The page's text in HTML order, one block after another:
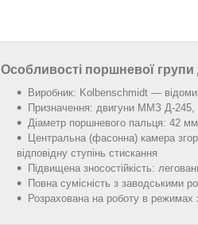
Особливості поршневої
Виробник: Kolbenschmidt —
Призначення: двигуни ММЗ Д‑245,
Діаметр поршневого пальця: 42
Центральна (фасонна) камера
відповідну ступінь стискання
Підвищена зносостійкість:
Повна сумісність з заводськими
Розрахована на роботу в режимах